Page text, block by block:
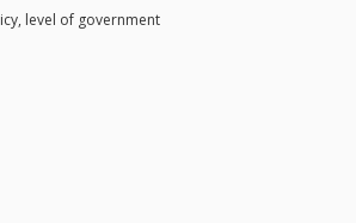
level of government